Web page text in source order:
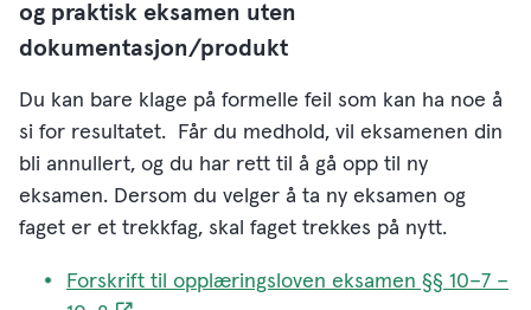
og praktisk eksamen uten
dokumentasjon/produkt
Du kan bare klage på formelle feil som kan ha noe å
si for resultatet. Får du medhold, vil eksamenen din
bli annullert, og du har rett til å gå opp til ny
eksamen. Dersom du velger å ta ny eksamen og
faget er et trekkfag, skal faget trekkes på nytt.
Forskrift til opplæringsloven eksamen §§ 10–7 –